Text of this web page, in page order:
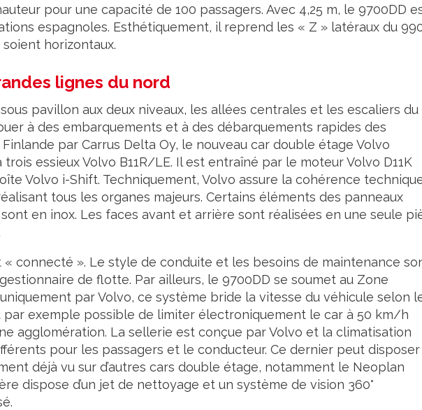
pour une capacité de 100 passagers. Avec 4,25 m, le 9700DD
espagnoles. Esthétiquement, il reprend les « Z » latéraux du
horizontaux.
lignes du nord
pavillon aux deux niveaux, les allées centrales et les escaliers du
à des embarquements et à des débarquements rapides des
par Carrus Delta Oy, le nouveau car double étage Volvo
trois essieux Volvo B11R/LE. Il est entraîné par le moteur Volvo D11K
Volvo i-Shift. Techniquement, Volvo assure la cohérence
tous les organes majeurs. Certains éléments des panneaux
en inox. Les faces avant et arrière sont réalisées en une seule
« connecté ». Le style de conduite et les besoins de maintenance
de flotte. Par ailleurs, le 9700DD se soumet au Zone
par Volvo, ce système bride la vitesse du véhicule selon
par exemple possible de limiter électroniquement le car à 50 km/h
agglomération. La sellerie est conçue par Volvo et la climatisation
pour les passagers et le conducteur. Ce dernier peut
déjà vu sur d’autres cars double étage, notamment le Neoplan
dispose d’un jet de nettoyage et un système de vision 360°